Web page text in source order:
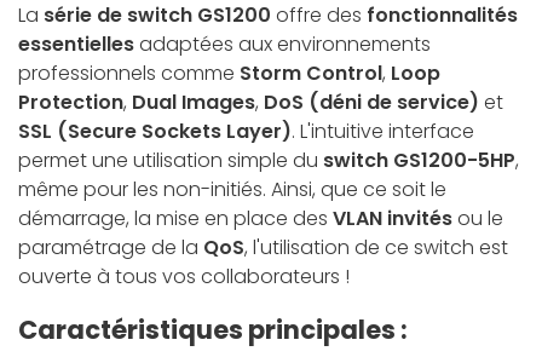
La série de switch GS1200 offre des fonctionnalités
essentiellesadaptées aux environnements
professionnels comme Storm Control, Loop
Protection, Dual Images, DoS (déni de service) et
SSL (Secure Sockets Layer). L'intuitive interface
permet une utilisation simple du switch GS1200-5HP,
même pour les non-initiés. Ainsi, que ce soit le
démarrage, la mise en place des VLAN invitésou le
paramétrage de la QoS, l'utilisation de ce switch est
ouverte à tous vos collaborateurs !
Caractéristiques principales :